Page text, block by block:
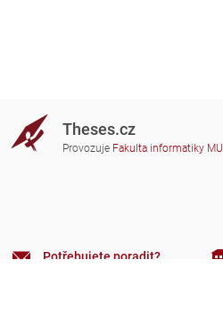
Theses.cz
Provozuje Fakulta informatiky MU
Potřebujete poradit?